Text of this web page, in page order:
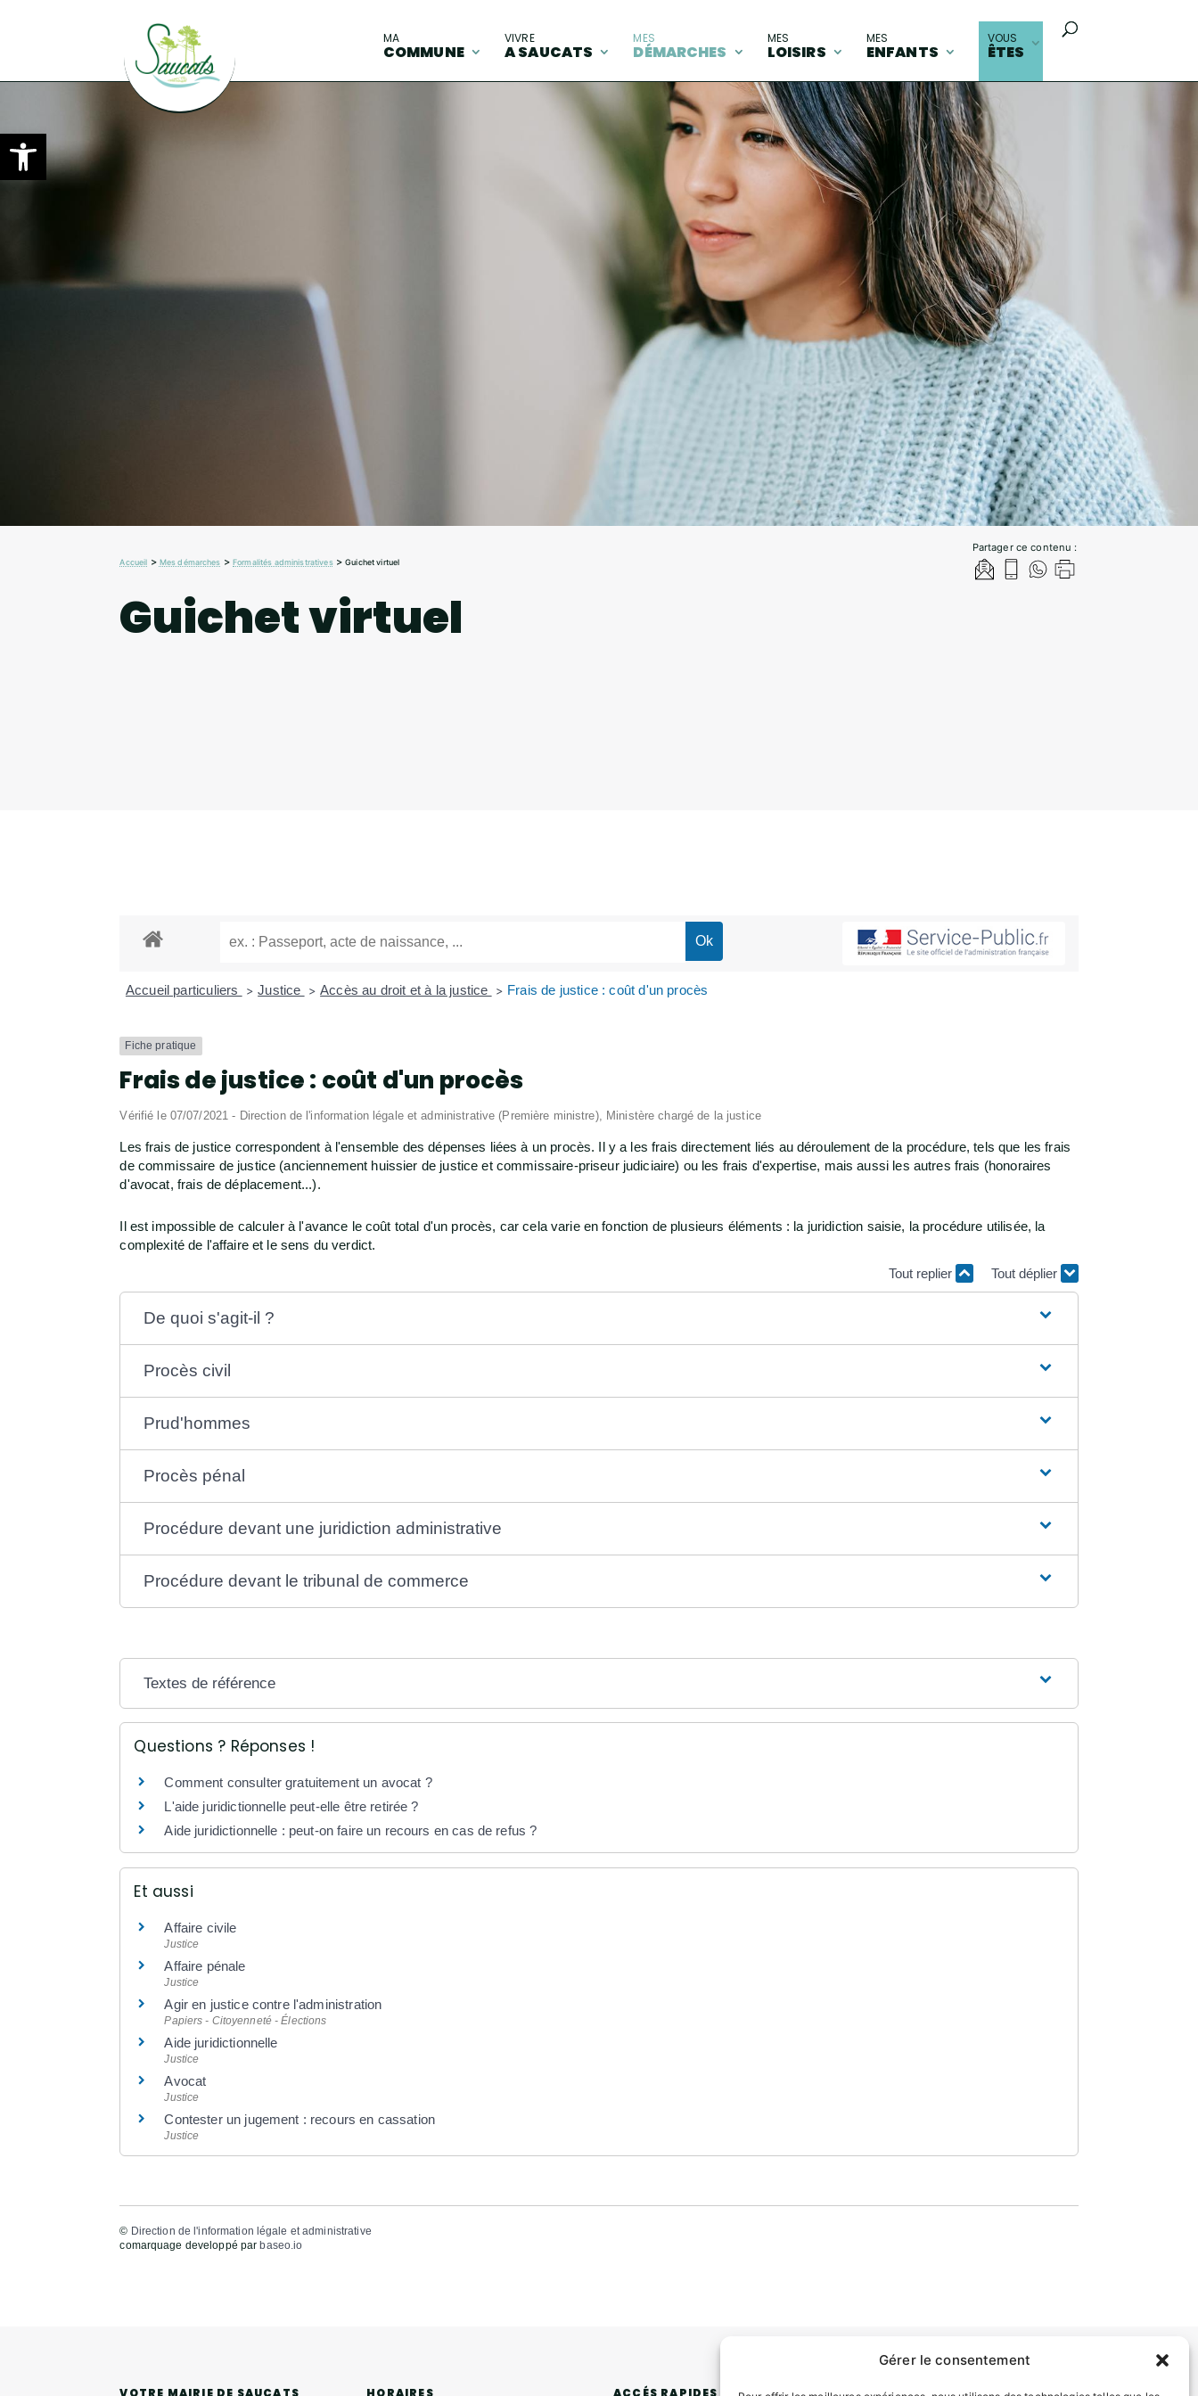
Ouvrir la barre d’outils
Gérer le consentement
MA
COMMUNE
VIVRE
A SAUCATS
MES
DÉMARCHES
MES
LOISIRS
MES
ENFANTS
VOUS
ÊTES
Partager ce contenu :
Accueil > Mes démarches >Formalités administratives>Guichet virtuel
Guichet virtuel
Accueil particuliers > Justice > Accès au droit et à la justice > Frais de justice : coût d'un procès
Fiche pratique
Frais de justice : coût d'un procès
Vérifié le 07/07/2021 - Direction de l'information légale et administrative (Première ministre), Ministère chargé de la justice
Les frais de justice correspondent à l'ensemble des dépenses liées à un procès. Il y a les frais directement liés au déroulement de la procédure, tels que les frais
de commissaire de justice (anciennement huissier de justice et commissaire-priseur judiciaire) ou les frais d'expertise, mais aussi les autres frais (honoraires
d'avocat, frais de déplacement...).
Il est impossible de calculer à l'avance le coût total d'un procès, car cela varie en fonction de plusieurs éléments : la juridiction saisie, la procédure utilisée, la
complexité de l'affaire et le sens du verdict.
Tout replier
Tout déplier
De quoi s'agit-il ?
Procès civil
Prud'hommes
Procès pénal
Procédure devant une juridiction administrative
Procédure devant le tribunal de commerce
Textes de référence
Questions ? Réponses !
Comment consulter gratuitement un avocat ?
L'aide juridictionnelle peut-elle être retirée ?
Aide juridictionnelle : peut-on faire un recours en cas de refus ?
Et aussi
Affaire civile
Justice
Affaire pénale
Justice
Agir en justice contre l'administration
Papiers - Citoyenneté - Élections
Aide juridictionnelle
Justice
Avocat
Justice
Contester un jugement : recours en cassation
Justice
© Direction de l'information légale et administrative
comarquage developpé parbaseo.io
ACCÉS RAPIDES